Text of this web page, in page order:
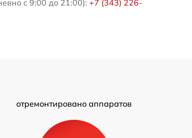
с 9:00 до 21:00): +7 (343) 226-
отремонтировано аппаратов